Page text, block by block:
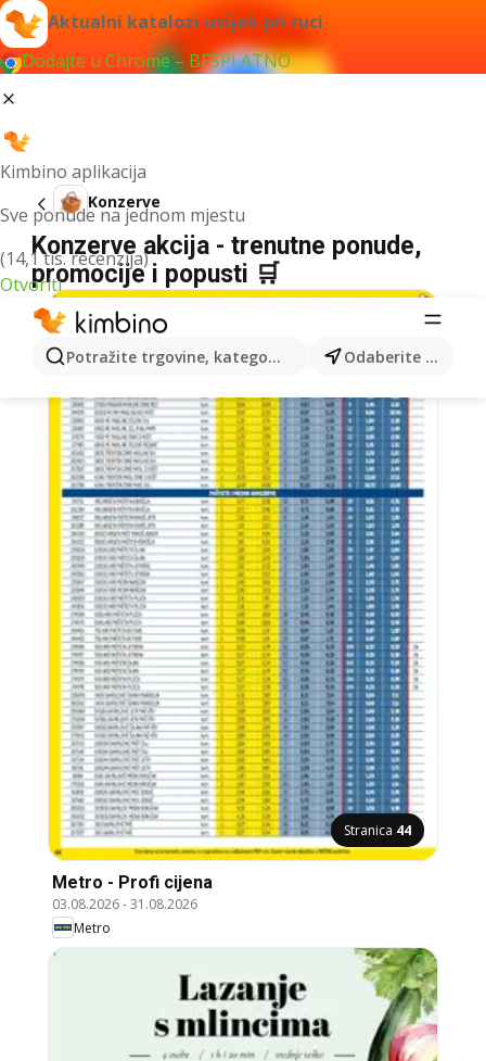
Aktualni katalozi uvijek pri ruci
Dodajte u Chrome – BESPLATNO
Kimbino aplikacija
Sve ponude na jednom mjestu
(14,1 tis. recenzija)
Otvoriti
Potražite trgovine, kategorije, proizvode... Odaberite grad
Konzerve
Konzerve akcija - trenutne ponude,
promocije i popusti 🛒
Stranica 44
Metro - Profi cijena
03.08.2026-31.08.2026
Metro